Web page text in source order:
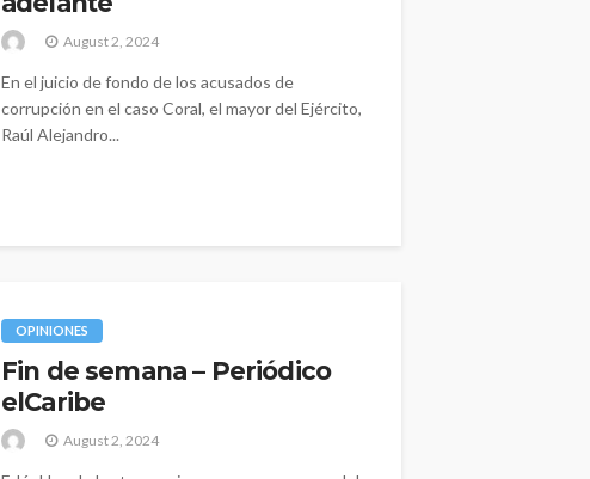
August 2, 2024
En el juicio de fondo de los acusados de
corrupción en el caso Coral, el mayor del Ejército,
Raúl Alejandro...
OPINIONES
Fin de semana – Periódico
elCaribe
August 2, 2024